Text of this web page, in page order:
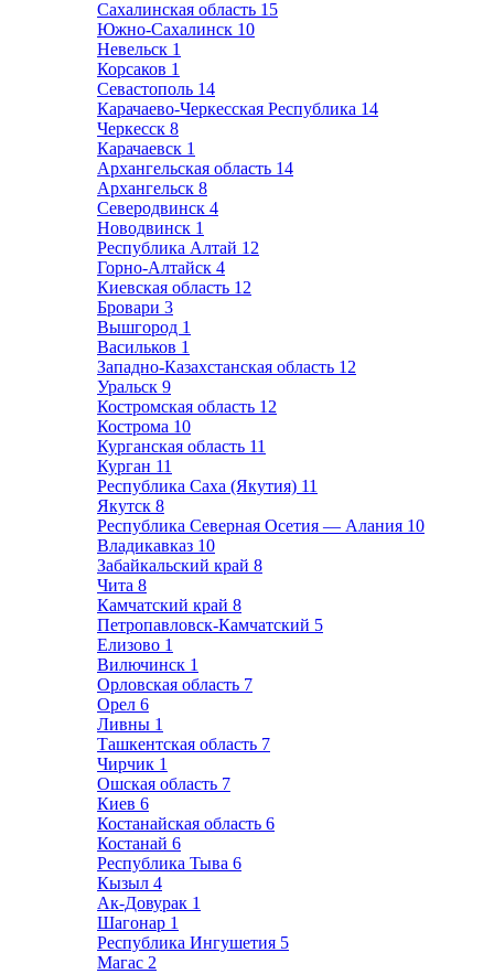
Сахалинская область 15
Южно-Сахалинск 10
Невельск 1
Корсаков 1
Севастополь 14
Карачаево-Черкесская Республика 14
Черкесск 8
Карачаевск 1
Архангельская область 14
Архангельск 8
Северодвинск 4
Новодвинск 1
Республика Алтай 12
Горно-Алтайск 4
Киевская область 12
Бровари 3
Вышгород 1
Васильков 1
Западно-Казахстанская область 12
Уральск 9
Костромская область 12
Кострома 10
Курганская область 11
Курган 11
Республика Саха (Якутия) 11
Якутск 8
Республика Северная Осетия — Алания 10
Владикавказ 10
Забайкальский край 8
Чита 8
Камчатский край 8
Петропавловск-Камчатский 5
Елизово 1
Вилючинск 1
Орловская область 7
Орел 6
Ливны 1
Ташкентская область 7
Чирчик 1
Ошская область 7
Киев 6
Костанайская область 6
Костанай 6
Республика Тыва 6
Кызыл 4
Ак-Довурак 1
Шагонар 1
Республика Ингушетия 5
Магас 2